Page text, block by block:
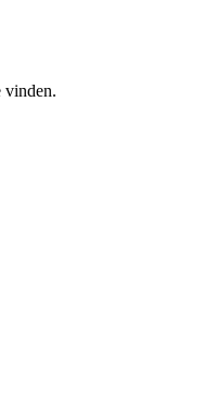
vinden.